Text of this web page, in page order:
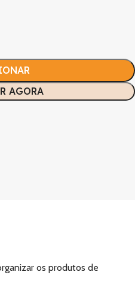
AGORA
os produtos de